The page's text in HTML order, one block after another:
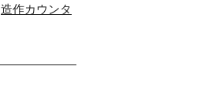
造作カウンタ